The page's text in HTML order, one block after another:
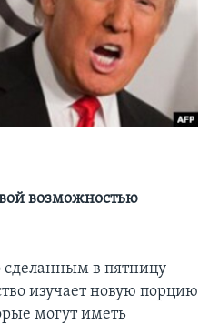
возможностью
сделанным в пятницу
изучает новую порцию
могут иметь